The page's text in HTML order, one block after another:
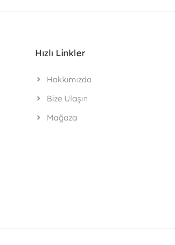
Hızlı Linkler
Hakkımızda
Bize Ulaşın
Mağaza